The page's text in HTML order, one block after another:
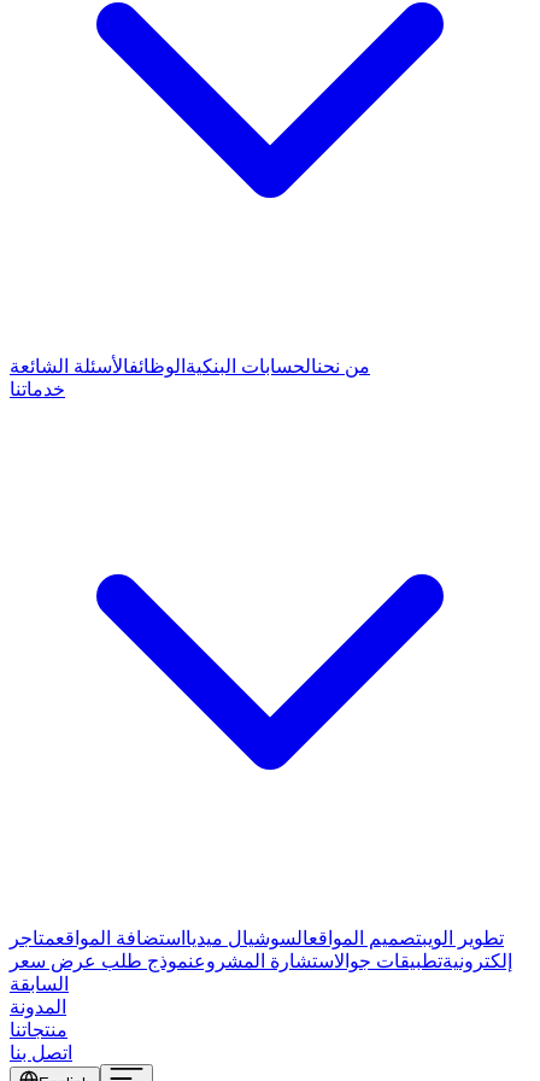
من نحنالحسابات البنكية الوظائفالأسئلة الشائعة
خدماتنا
تطوير الويبتصميم المواقعالسوشيال ميديا استضافة المواقعمتاجر
إلكترونيةتطبيقات جوالاستشارة المشروعنموذج طلب عرض سعر
السابقة
المدونة
منتجاتنا
اتصل بنا